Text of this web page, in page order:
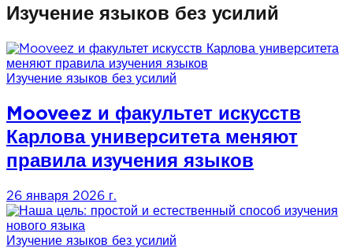
Изучение языков без усилий
Изучение языков без усилий
Mooveez и факультет искусств
Карлова университета меняют
правила изучения языков
26 января 2026 г.
Изучение языков без усилий